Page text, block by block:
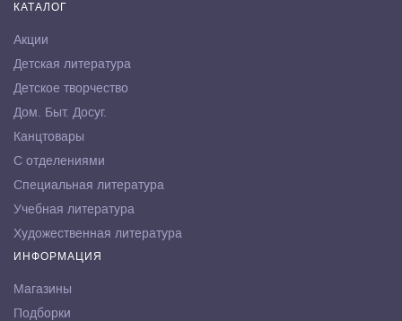
КАТАЛОГ
Акции
Детская литература
Детское творчество
Дом. Быт. Досуг.
Канцтовары
С отделениями
Специальная литература
Учебная литература
Художественная литература
ИНФОРМАЦИЯ
Магазины
Подборки